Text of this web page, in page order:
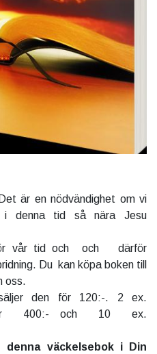
är en nödvändighet om vi
i denna tid så nära Jesu
vår tid och och därför
Du kan köpa boken till
oss.
den för 120:-. 2 ex.
400:- och 10 ex.
väckelsebok i Din